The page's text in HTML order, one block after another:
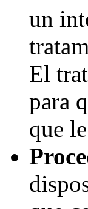
un
El
para
que